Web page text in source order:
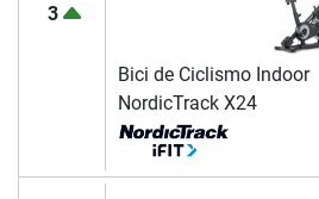
3
Bici de Ciclismo Indoor
NordicTrack X24